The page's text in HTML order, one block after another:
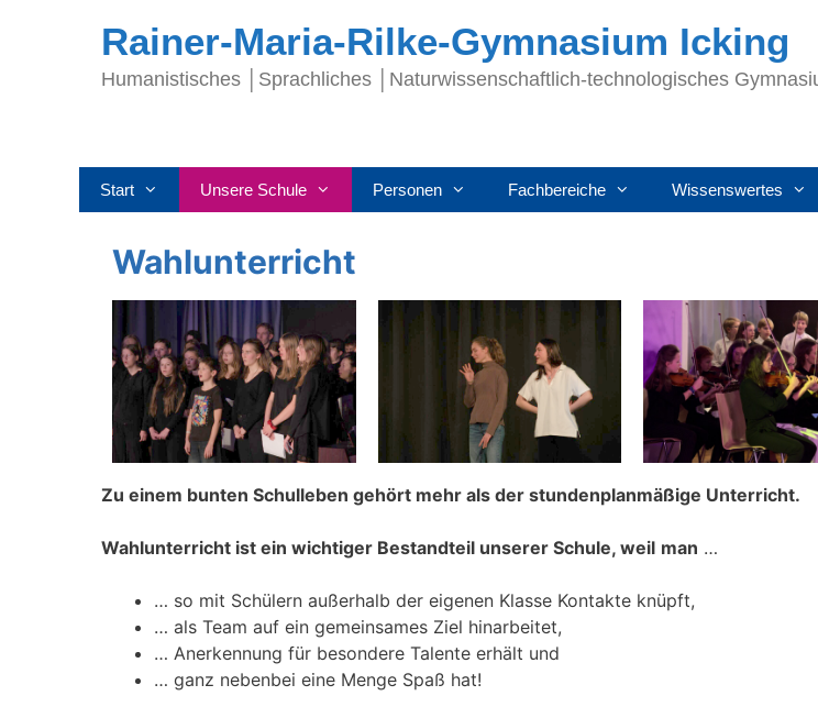
Rainer-Maria-Rilke-Gymnasium Icking
Humanistisches │Sprachliches │Naturwissenschaftlich-technologisches
Start Unsere Schule Personen Fachbereiche Wissenswertes
Wahlunterricht
Zu einem bunten Schulleben gehört mehr als der stundenplanmäßige Unterricht.
Wahlunterricht ist ein wichtiger Bestandteil unserer Schule, weil man …
… so mit Schülern außerhalb der eigenen Klasse Kontakte knüpft,
… als Team auf ein gemeinsames Ziel hinarbeitet,
… Anerkennung für besondere Talente erhält und
… ganz nebenbei eine Menge Spaß hat!